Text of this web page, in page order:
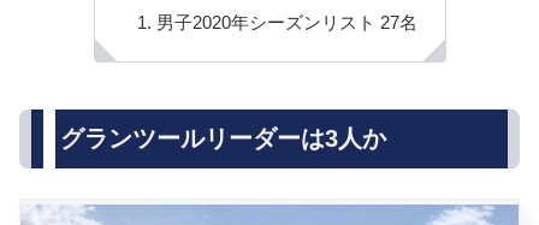
男子2020年シーズンリスト 27名
グランツールリーダーは3人か